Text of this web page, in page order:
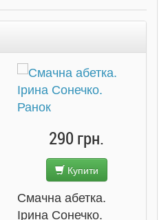
290 грн.
Купити
Смачна абетка.
Ірина Сонечко.